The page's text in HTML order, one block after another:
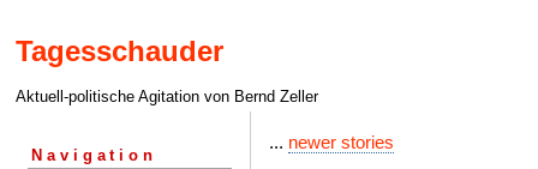
Tagesschauder
Aktuell-politische Agitation von Bernd Zeller
Navigation
... newer stories